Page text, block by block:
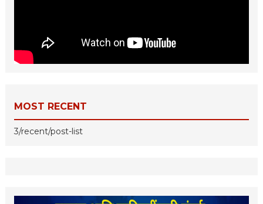
MOST RECENT
3/recent/post-list